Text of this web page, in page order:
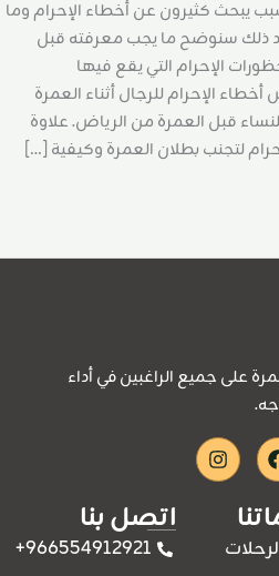
يبحث كثيرون عن أخطاء الإحرام وما
ذلك سنوضح ما يجب معرفته قبل
الإحرام التي يقع فيها
الإحرام للرجال أثناء العمرة
قبل العمرة من الرياض. علاوة
لتجنب بطلان العمرة وكيفية […]
على جميع الراغبين في أداء
Facebook
Instagram
اتصل بنا
966554912921+